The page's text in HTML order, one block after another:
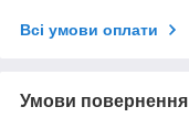
Всі умови оплати
Умови повернення